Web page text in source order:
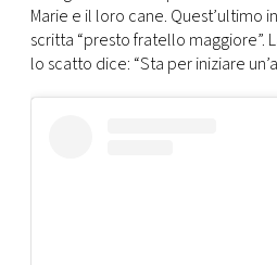
Marie e il loro cane. Quest’ultimo
scritta “presto fratello maggiore”.
lo scatto dice: “Sta per iniziare